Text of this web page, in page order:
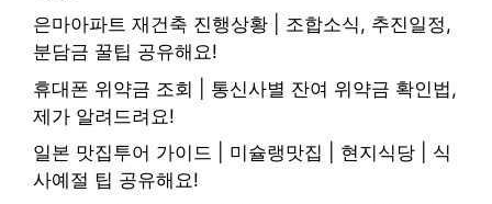
은마아파트 재건축 진행상황 | 조합소식, 추진일정,
분담금 꿀팁 공유해요!
휴대폰 위약금 조회 | 통신사별 잔여 위약금 확인법,
제가 알려드려요!
일본 맛집투어 가이드 | 미슐랭맛집 | 현지식당 | 식
사예절 팁 공유해요!